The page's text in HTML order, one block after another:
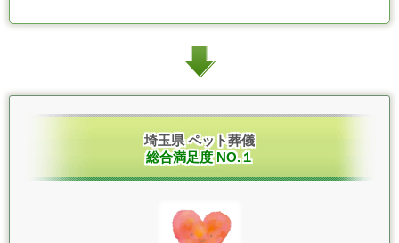
埼玉県 ペット葬儀
総合満足度 NO.１